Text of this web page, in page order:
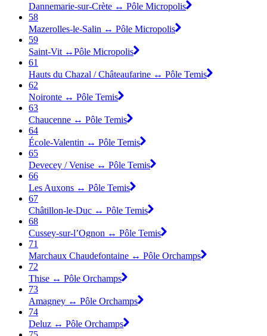
Dannemarie-sur-Crète ↔ Pôle Micropolis
58
Mazerolles-le-Salin ↔ Pôle Micropolis
59
Saint-Vit ↔Pôle Micropolis
61
Hauts du Chazal / Châteaufarine ↔ Pôle Temis
62
Noironte ↔ Pôle Temis
63
Chaucenne ↔ Pôle Temis
64
École-Valentin ↔ Pôle Temis
65
Devecey / Venise ↔ Pôle Temis
66
Les Auxons ↔ Pôle Temis
67
Châtillon-le-Duc ↔ Pôle Temis
68
Cussey-sur-l’Ognon ↔ Pôle Temis
71
Marchaux Chaudefontaine ↔ Pôle Orchamps
72
Thise ↔ Pôle Orchamps
73
Amagney ↔ Pôle Orchamps
74
Deluz ↔ Pôle Orchamps